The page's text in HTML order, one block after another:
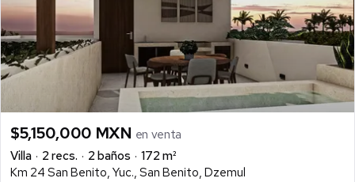
$5,150,000 MXN en venta
Villa
2 recs. 2 baños
172 m²
Km 24 San Benito, Yuc., San Benito, Dzemul